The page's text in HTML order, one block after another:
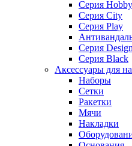
Серия Hobby
Серия City
Серия Play
Серия Design
Серия Black
Аксессуары для
Наборы
Сетки
Ракетки
Мячи
Накладки